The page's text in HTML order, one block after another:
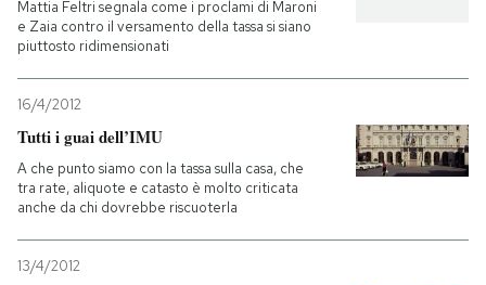
Mattia Feltri segnala come i proclami di Maroni
e Zaia contro il versamento della tassa si siano
piuttosto ridimensionati
16/4/2012
Tutti i guai dell’IMU
A che punto siamo con la tassa sulla casa, che
tra rate, aliquote e catasto è molto criticata
anche da chi dovrebbe riscuoterla
13/4/2012